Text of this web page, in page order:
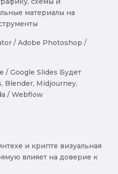
материалы на
/ Adobe Photoshop /
/ Google Slides Будет
Blender, Midjourney,
/ Webflow
и крипте визуальная
влияет на доверие к